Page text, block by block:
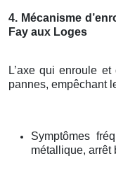
4. Mécanisme
Fay aux Loges
L’axe qui enroule
pannes, empêchant
Symptômes
métallique, arrêt